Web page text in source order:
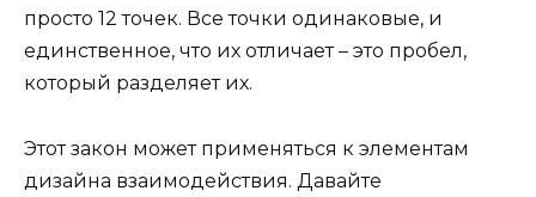
просто 12 точек. Все точки одинаковые, и
единственное, что их отличает – это пробел,
который разделяет их.
Этот закон может применяться к элементам
дизайна взаимодействия. Давайте